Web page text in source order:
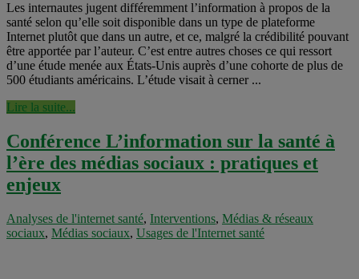
Les internautes jugent différemment l’information à propos de la
santé selon qu’elle soit disponible dans un type de plateforme
Internet plutôt que dans un autre, et ce, malgré la crédibilité pouvant
être apportée par l’auteur. C’est entre autres choses ce qui ressort
d’une étude menée aux États-Unis auprès d’une cohorte de plus de
500 étudiants américains. L’étude visait à cerner ...
Lire la suite...
Conférence L’information sur la santé à
l’ère des médias sociaux : pratiques et
enjeux
Analyses de l'internet santé, Interventions, Médias & réseaux
sociaux, Médias sociaux, Usages de l'Internet santé